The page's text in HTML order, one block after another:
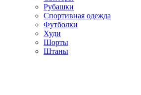
Рубашки
Спортивная одежда
Футболки
Худи
Шорты
Штаны